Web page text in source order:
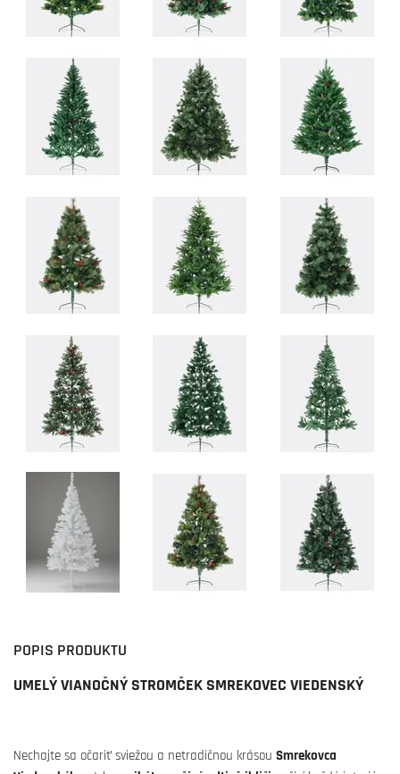
POPIS PRODUKTU
UMELÝ VIANOČNÝ STROMČEK SMREKOVEC VIEDENSKÝ
Nechajte sa očariť sviežou a netradičnou krásou Smrekovca